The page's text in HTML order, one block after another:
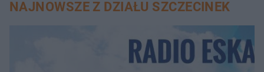
NAJNOWSZE Z DZIAŁU SZCZECINEK